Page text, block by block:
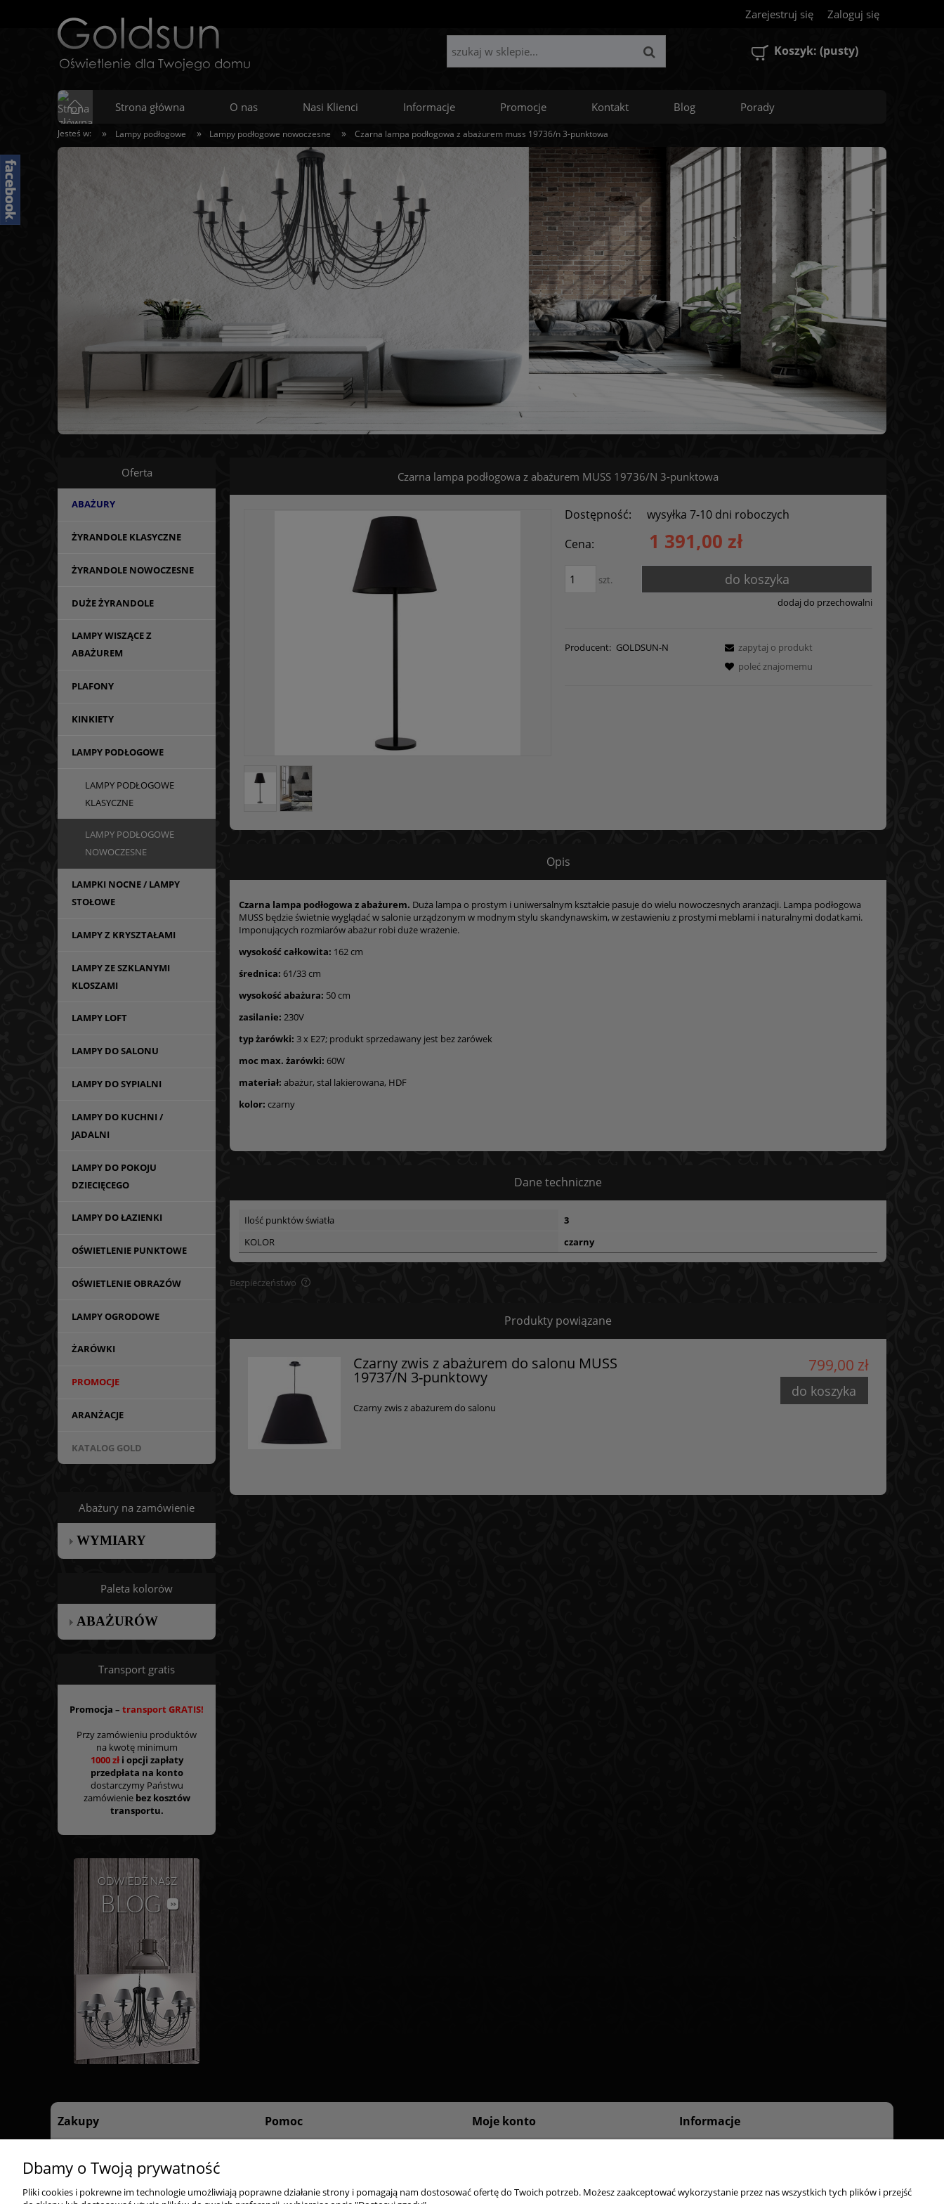
Zarejestruj się Zaloguj się
Koszyk: (pusty)
Strona główna O nas Nasi Klienci Informacje Promocje Kontakt Blog Porady
Jesteś w: » Lampy podłogowe » Lampy podłogowe nowoczesne » Czarna lampa podłogowa z abażurem muss 19736/n 3-punktowa
Oferta
ABAŻURY
ŻYRANDOLE KLASYCZNE
ŻYRANDOLE NOWOCZESNE
DUŻE ŻYRANDOLE
LAMPY WISZĄCE Z
ABAŻUREM
PLAFONY
KINKIETY
LAMPY PODŁOGOWE
LAMPY PODŁOGOWE
KLASYCZNE
LAMPY PODŁOGOWE
NOWOCZESNE
LAMPKI NOCNE / LAMPY
STOŁOWE
LAMPY Z KRYSZTAŁAMI
LAMPY ZE SZKLANYMI
KLOSZAMI
LAMPY LOFT
LAMPY DO SALONU
LAMPY DO SYPIALNI
LAMPY DO KUCHNI /
JADALNI
LAMPY DO POKOJU
DZIECIĘCEGO
LAMPY DO ŁAZIENKI
OŚWIETLENIE PUNKTOWE
OŚWIETLENIE OBRAZÓW
LAMPY OGRODOWE
ŻARÓWKI
PROMOCJE
ARANŻACJE
KATALOG GOLD
Abażury na zamówienie
WYMIARY
Paleta kolorów
ABAŻURÓW
Transport gratis
Promocja – transport GRATIS!
Przy zamówieniu produktów
na kwotę minimum
1000 złi opcji zapłaty
przedpłata na konto
dostarczymy Państwu
zamówienie bez kosztów
transportu.
Czarna lampa podłogowa z abażurem MUSS 19736/N 3-punktowa
Dostępność:
wysyłka 7-10 dni roboczych
Cena:
1 391,00 zł
szt. do koszyka
dodaj do przechowalni
Producent: GOLDSUN-N
zapytaj o produkt
poleć znajomemu
Opis
Czarna lampa podłogowa z abażurem. Duża lampa o prostym i uniwersalnym kształcie pasuje do wielu nowoczesnych aranżacji. Lampa podłogowa
MUSS będzie świetnie wyglądać w salonie urządzonym w modnym stylu skandynawskim, w zestawieniu z prostymi meblami i naturalnymi dodatkami.
Imponujących rozmiarów abażur robi duże wrażenie.
wysokość całkowita: 162 cm
średnica: 61/33 cm
wysokość abażura: 50 cm
zasilanie: 230V
typ żarówki: 3 x E27; produkt sprzedawany jest bez żarówek
moc max. żarówki: 60W
materiał: abażur, stal lakierowana, HDF
kolor: czarny
Dane techniczne
Ilość punktów światła
3
KOLOR
czarny
Bezpieczeństwo
Certyfikaty i ostrzeżenie bezpieczeństwa
Posiada oznaczenie CE (zgodność z normami UE).
Producent
GOLDSUN
Starzyńskiego 6
Produkty powiązane
Czarny zwis z abażurem do salonu MUSS
19737/N 3-punktowy
Czarny zwis z abażurem do salonu
799,00 zł
do koszyka
Zakupy
Formy płatności
Reklamacje i zwroty
Pomoc Moje konto
Ustawienia konta
Informacje
Dbamy o Twoją prywatność
Pliki cookies i pokrewne im technologie umożliwiają poprawne działanie strony i pomagają nam dostosować ofertę do Twoich potrzeb. Możesz zaakceptować wykorzystanie przez nas wszystkich tych plików i przejść